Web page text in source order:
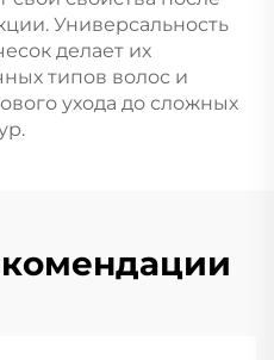
Универсальность
делает их
типов волос и
ухода до сложных